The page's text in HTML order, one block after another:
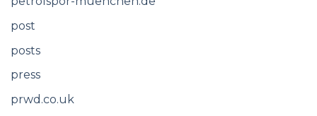
post
posts
press
prwd.co.uk